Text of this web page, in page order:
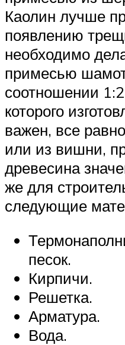
Каолин лучше
появлению
необходимо
примесью
соотношении
которого
важен, все
или из вишни,
древесина
же для
следующие
песок.
Кирпичи.
Решетка.
Арматура.
Вода.